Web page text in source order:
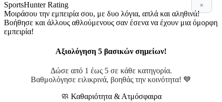
×
SportsHunter Rating
Μοιράσου την εμπειρία σου, με δυο λόγια, απλά και αληθινά!
Βοήθησε και άλλους αθλούμενους σαν έσενα να έχουν μια όμορφη
εμπειρία!
Αξιολόγηση 5 βασικών σημείων!
Δώσε από 1 έως 5 σε κάθε κατηγορία.
Βαθμολόγησε ειλικρινά, βοηθάς την κοινότητα! 💙
🧼 Καθαριότητα & Ατμόσφαιρα